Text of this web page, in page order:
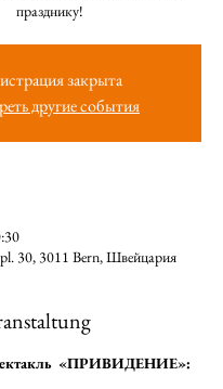
празднику!
закрыта
другие события
30, 3011 Bern, Швейцария
«ПРИВИДЕНИЕ»: